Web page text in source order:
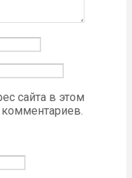
сайта в этом